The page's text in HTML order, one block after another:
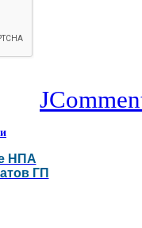
НПА
ГП